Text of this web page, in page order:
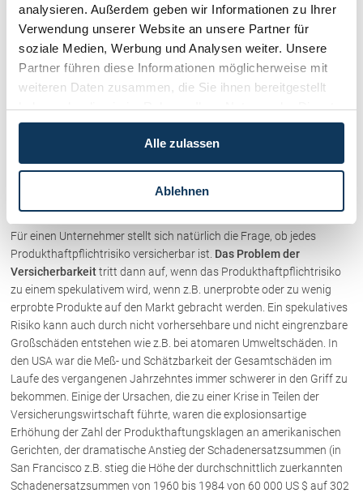
analysieren. Außerdem geben wir Informationen zu Ihrer
Verwendung unserer Website an unsere Partner für
soziale Medien, Werbung und Analysen weiter. Unsere
Partner führen diese Informationen möglicherweise mit
weiteren Daten zusammen, die Sie ihnen bereitgestellt
haben oder die sie im Rahmen Ihrer Nutzung der Dienste
gesammelt haben.
Alle zulassen
Ablehnen
Methoden der Risikobewältigung: Risikovermeidung und
Risikoverminderung. Da das Produkthaftpflichtrisiko durch
Risikovermeidung nicht vollständig bewältigt werden kann, entsteht
der Bedarf einer Risikoüberwälzung auf ein
Versicherungsuntenehmen mit dem Mittel der
vorschriebt, daß ein Unternehmer verpflichtet ist, für mögliche
Schadenersatzpflichten aus Produkthaftung Vorsorge zu treffen,
besteht keine Versicherungspflicht (wie bei Autos).
Für einen Unternehmer stellt sich natürlich die Frage, ob jedes
Produkthaftpflichtrisiko versicherbar ist. Das Problem der
Versicherbarkeittritt dann auf, wenn das Produkthaftpflichtrisiko
zu einem spekulativem wird, wenn z.B. unerprobte oder zu wenig
erprobte Produkte auf den Markt gebracht werden. Ein spekulatives
Risiko kann auch durch nicht vorhersehbare und nicht eingrenzbare
Großschäden entstehen wie z.B. bei atomaren Umweltschäden. In
den USA war die Meß- und Schätzbarkeit der Gesamtschäden im
Laufe des vergangenen Jahrzehntes immer schwerer in den Griff zu
bekommen. Einige der Ursachen, die zu einer Krise in Teilen der
Versicherungswirtschaft führte, waren die explosionsartige
Erhöhung der Zahl der Produkthaftungsklagen an amerikanischen
Gerichten, der dramatische Anstieg der Schadenersatzsummen (in
San Francisco z.B. stieg die Höhe der durchschnittlich zuerkannten
Schadenersatzsummen von 1960 bis 1984 von 60 000 US $ auf 302